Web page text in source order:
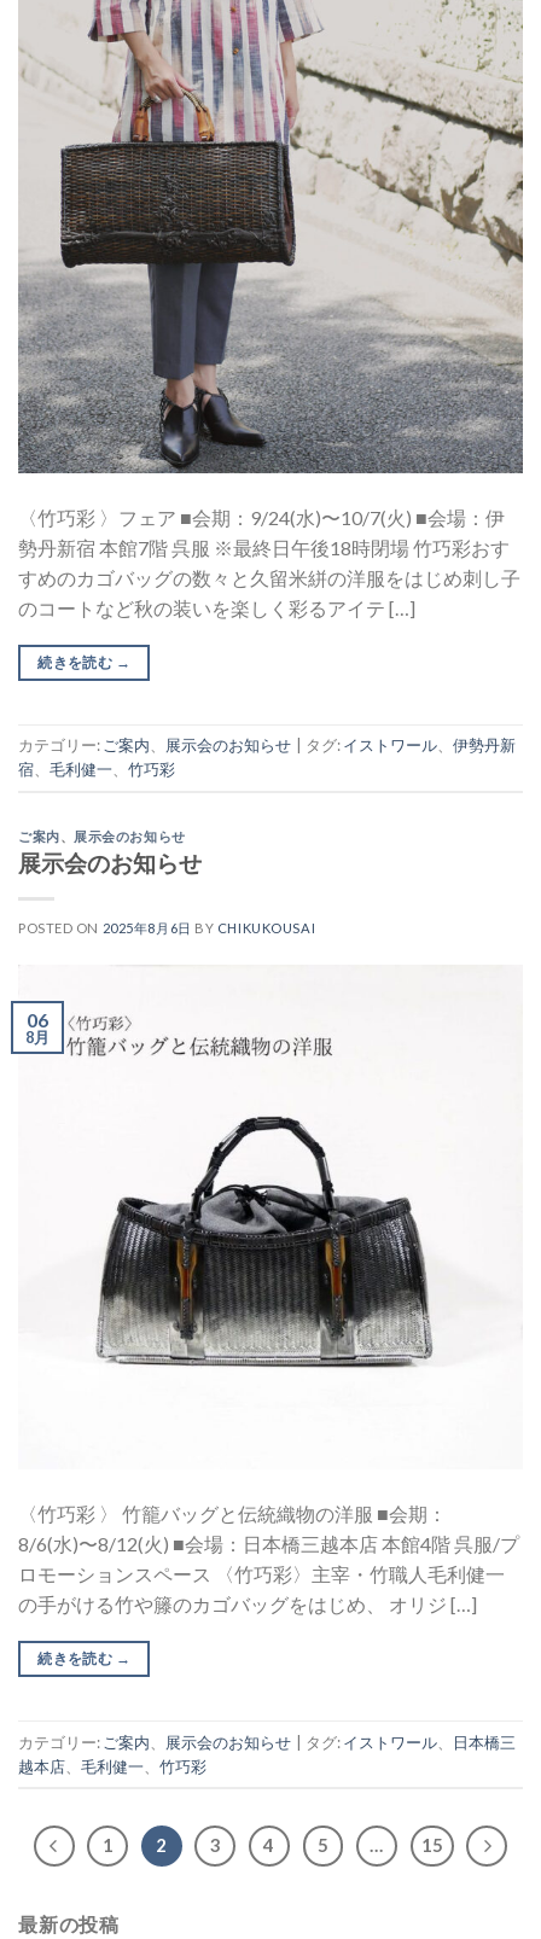
〈竹巧彩 〉フェア ■会期：9/24(水)〜10/7(火) ■会場：伊
勢丹新宿 本館7階 呉服 ※最終日午後18時閉場 竹巧彩おす
すめのカゴバッグの数々と久留米絣の洋服をはじめ刺し子
のコートなど秋の装いを楽しく彩るアイテ […]
続きを読む →
カテゴリー: ご案内 展示会のお知らせ タグ:イストワール
伊勢丹新
宿
毛利健一 竹巧彩
ご案内、 展示会のお知らせ
展示会のお知らせ
POSTED ON 2025年8月6日 BY CHIKUKOUSAI
06
8月
〈竹巧彩 〉 竹籠バッグと伝統織物の洋服 ■会期：
8/6(水)〜8/12(火) ■会場：日本橋三越本店 本館4階 呉服/プ
ロモーションスペース 〈竹巧彩〉主宰・竹職人毛利健一
の手がける竹や籐のカゴバッグをはじめ、 オリジ […]
続きを読む →
カテゴリー: ご案内 展示会のお知らせ タグ:イストワール
日本橋三
越本店
毛利健一 竹巧彩
1 2 3 4 5 … 15
最新の投稿